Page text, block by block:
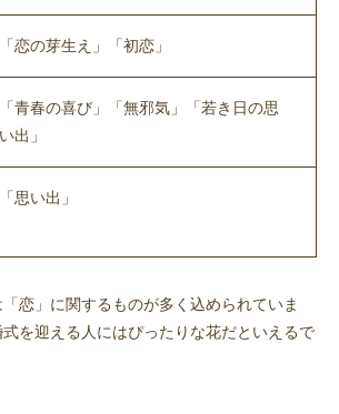
「恋の芽生え」「初恋」
「青春の喜び」「無邪気」「若き日の思
い出」
「思い出」
恋」に関するものが多く込められていま
を迎える人にはぴったりな花だといえるで